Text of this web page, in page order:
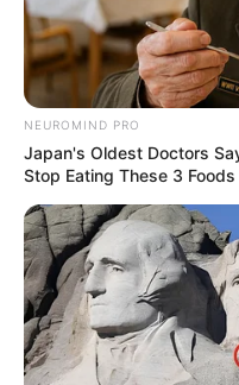
NEUROMIND PRO
Japan's Oldest Doctors
Stop Eating These 3 Foods